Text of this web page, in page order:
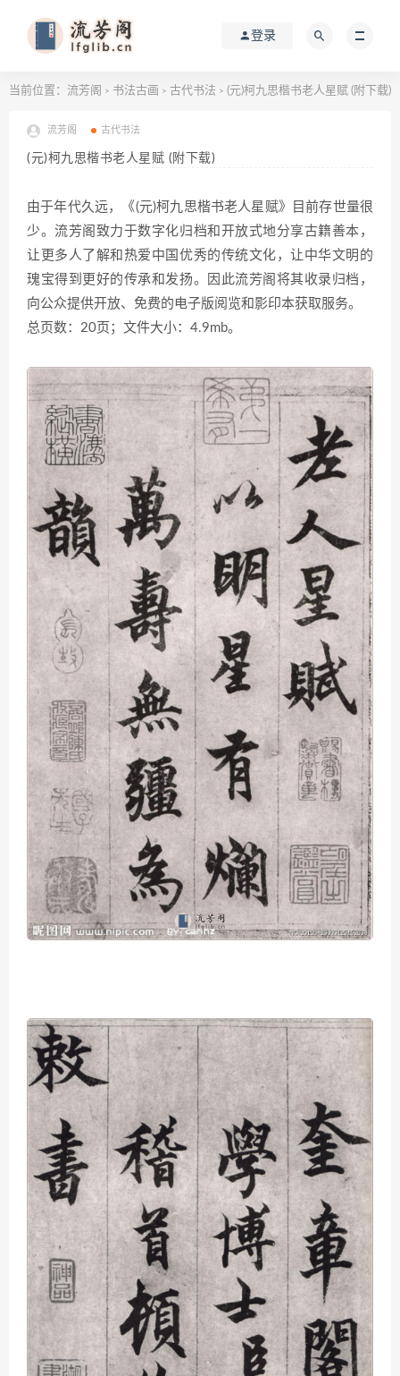
登录
当前位置： 流芳阁 > 书法古画 > 古代书法 > (元)柯九思楷书老人星赋 (附下载)
流芳阁 古代书法
(元)柯九思楷书老人星赋 (附下载)
由于年代久远，《(元)柯九思楷书老人星赋》目前存世量很
少。流芳阁致力于数字化归档和开放式地分享古籍善本，
让更多人了解和热爱中国优秀的传统文化，让中华文明的
瑰宝得到更好的传承和发扬。因此流芳阁将其收录归档，
向公众提供开放、免费的电子版阅览和影印本获取服务。
总页数：20页；文件大小：4.9mb。